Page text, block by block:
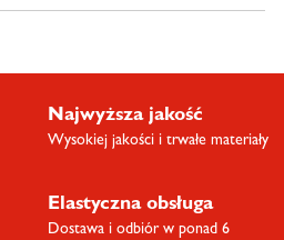
Najwyższa jakość
Wysokiej jakości i trwałe materiały
Elastyczna obsługa
Dostawa i odbiór w ponad 6